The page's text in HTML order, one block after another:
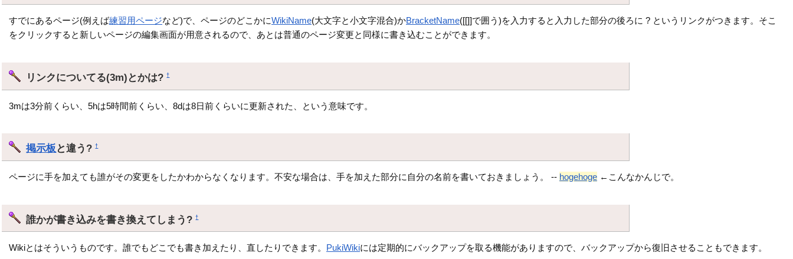
すでにあるページ(例えば練習用ページなど)で、ページのどこかにWikiName(大文字と小文字混合)かBracketName([[]]で囲う)を入力すると入力した部分の後ろに ? というリンクがつきます。そこ
をクリックすると新しいページの編集画面が用意されるので、あとは普通のページ変更と同様に書き込むことができます。
リンクについてる(3m)とかは?†
3mは3分前くらい、5hは5時間前くらい、8dは8日前くらいに更新された、という意味です。
掲示板 と違う?†
ページに手を加えても誰がその変更をしたかわからなくなります。不安な場合は、手を加えた部分に自分の名前を書いておきましょう。 -- hogehoge ←こんなかんじで。
誰かが書き込みを書き換えてしまう?†
Wikiとはそういうものです。誰でもどこでも書き加えたり、直したりできます。 PukiWikiには定期的にバックアップを取る機能がありますので、バックアップから復旧させることもできます。